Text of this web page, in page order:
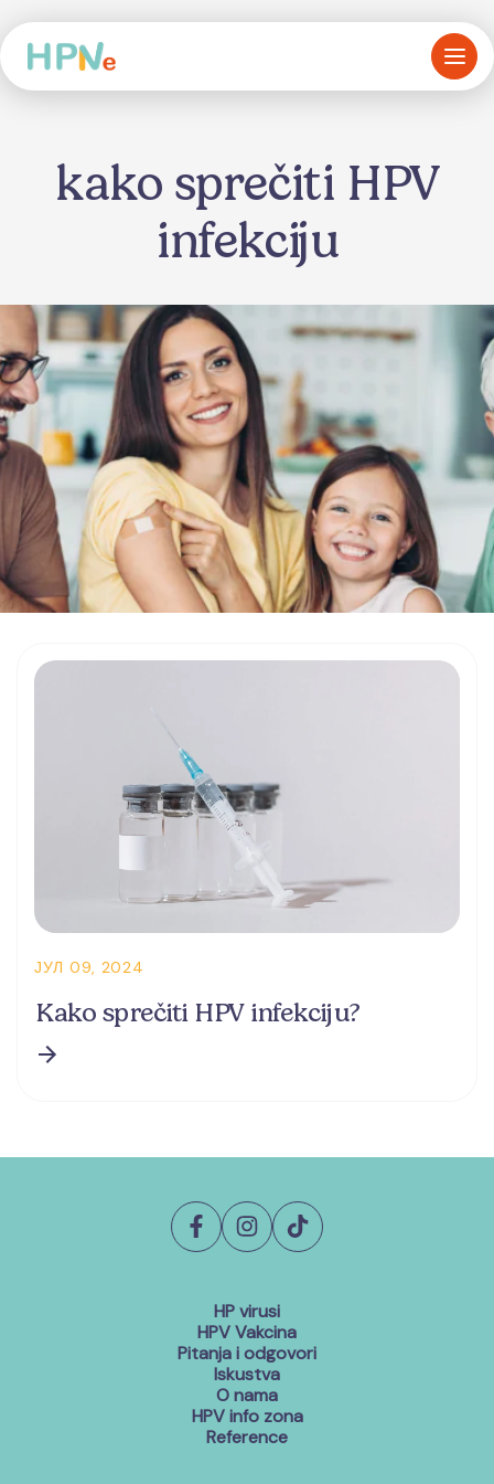
kako sprečiti HPV
infekciju
ЈУЛ 09, 2024
Kako sprečiti HPV infekciju?
HP virusi
HPV Vakcina
Pitanja i odgovori
Iskustva
O nama
HPV info zona
Reference